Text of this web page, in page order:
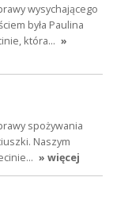
wysychającego
była Paulina
która… »
spożywania
Naszym
» więcej